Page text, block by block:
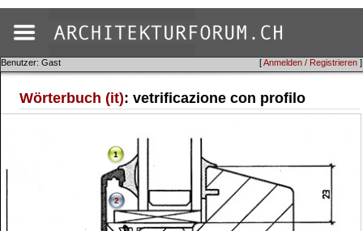
[Anmelden / Registrieren ]
Benutzer: Gast
Wörterbuch (it): vetrificazione con profilo
1
2